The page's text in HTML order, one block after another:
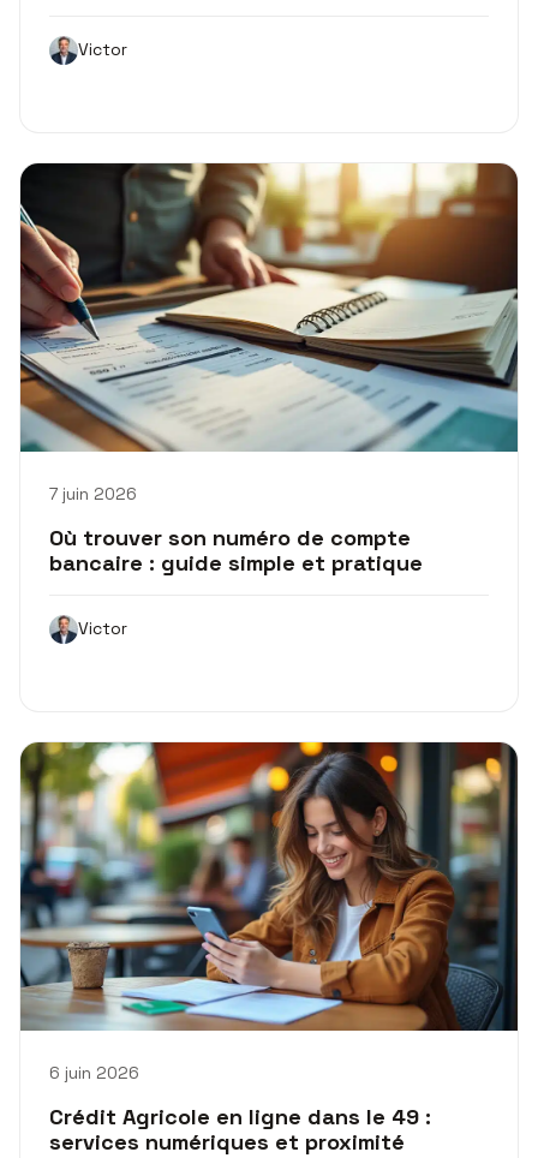
Victor
7 juin 2026
Où trouver son numéro de compte
bancaire : guide simple et pratique
Victor
6 juin 2026
Crédit Agricole en ligne dans le 49 :
services numériques et proximité